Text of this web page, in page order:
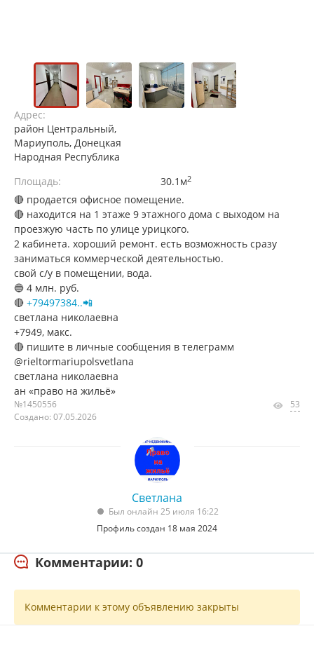
Адрес:
район Центральный,
Мариуполь, Донецкая
Народная Республика
Площадь:
30.1м2
🔴 продается офисное помещение.
🔴 находится на 1 этаже 9 этажного дома с выходом на
проезжую часть по улице урицкого.
2 кабинета. хороший ремонт. есть возможность сразу
заниматься коммерческой деятельностью.
свой с/у в помещении, вода.
🔵 4 млн. руб.
🔴 +79497384..📲
светлана николаевна
+7949, макс.
🔴 пишите в личные сообщения в телеграмм
@rieltormariupolsvetlana
светлана николаевна
ан «право на жильё»
№1450556
Создано: 07.05.2026
53
Светлана
Был онлайн 25 июля 16:22
Профиль создан 18 мая 2024
Комментарии: 0
Комментарии к этому объявлению закрыты